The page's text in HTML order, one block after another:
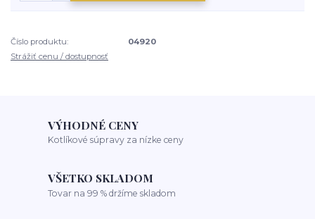
Číslo produktu:
04920
Strážiť cenu / dostupnosť
VÝHODNÉ CENY
Kotlíkové súpravy za nízke ceny
VŠETKO SKLADOM
Tovar na 99 % držíme skladom